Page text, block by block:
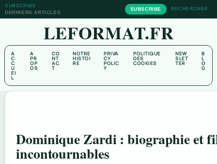
SUBSCRIBE
DERNIERS ARTICLES
SUBSCRIBE RECHERCHER
LEFORMAT.FR
A
C
C
U
EI
L
A
PR
OP
OS
CO
NT
AC
T
NOTRE
HISTOI
RE
PRIVA
CY
POLIC
Y
POLITIQUE
DES
COOKIES
NEW
SLET
TER
B
L
O
G
Dominique Zardi : biographie et
incontournables